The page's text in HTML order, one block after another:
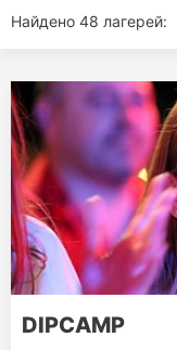
Найдено 48 лагерей:
DIPCAMP